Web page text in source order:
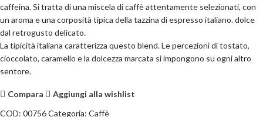
caffeina. Si tratta di una miscela di caffè attentamente selezionati, con
un aroma e una corposità tipica della tazzina di espresso italiano. dolce
dal retrogusto delicato.
La tipicità italiana caratterizza questo blend. Le percezioni di tostato,
cioccolato, caramello e la dolcezza marcata si impongono su ogni altro
sentore.
Compara
Aggiungi alla wishlist
COD: 00756Categoria: Caffè